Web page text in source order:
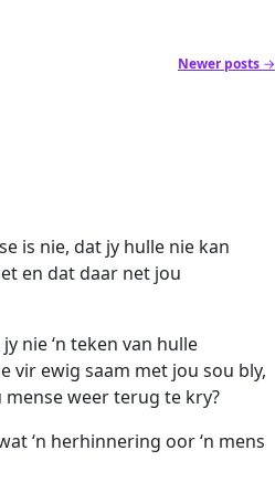
Newer posts →
is nie, dat jy hulle nie kan
en dat daar net jou
nie ‘n teken van hulle
vir ewig saam met jou sou bly,
weer terug te kry?
‘n herhinnering oor ‘n mens